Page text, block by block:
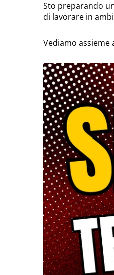
Sto preparando
di lavorare in
Vediamo